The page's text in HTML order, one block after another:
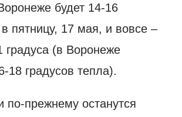
будет 14-16
пятницу, 17 мая, и вовсе –
(в Воронеже
18 градусов тепла).
по-прежнему останутся